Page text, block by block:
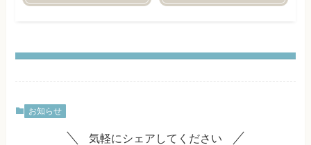
お知らせ
気軽にシェアしてください